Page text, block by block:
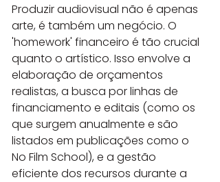
Produzir audiovisual não é apenas
arte, é também um negócio. O
'homework' financeiro é tão crucial
quanto o artístico. Isso envolve a
elaboração de orçamentos
realistas, a busca por linhas de
financiamento e editais (como os
que surgem anualmente e são
listados em publicações como o
No Film School), e a gestão
eficiente dos recursos durante a